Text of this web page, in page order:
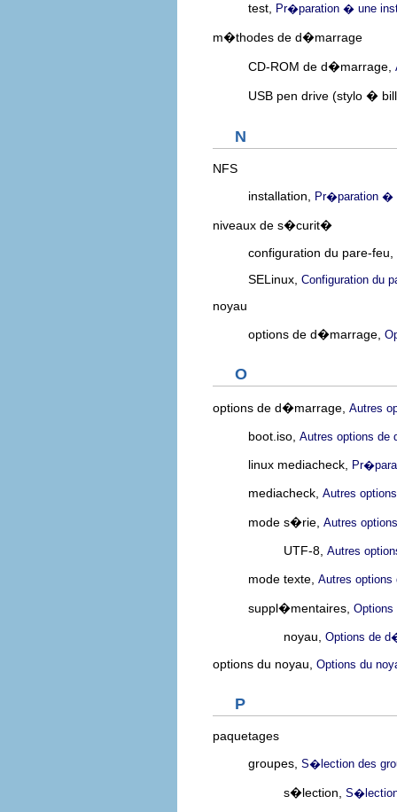
test,
Pr�paration � une
m�thodes de d�marrage
CD-ROM de d�marrage,
USB pen drive (stylo �
N
NFS
installation, Pr�paration �
niveaux de s�curit�
configuration du pare-feu,
SELinux, Configuration du
noyau
options de d�marrage,
O
options de d�marrage, Autres
boot.iso, Autres options de
linux mediacheck,
mediacheck, Autres
mode s�rie, Autres
UTF-8, Autres
mode texte, Autres
suppl�mentaires,
noyau, Options de
options du noyau, Options du
P
paquetages
groupes, S�lection des
s�lection,